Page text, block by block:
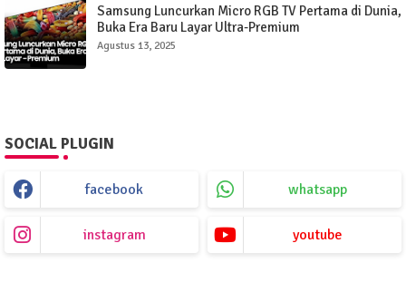
Samsung Luncurkan Micro RGB TV Pertama di Dunia,
Buka Era Baru Layar Ultra-Premium
Agustus 13, 2025
SOCIAL PLUGIN
facebook whatsapp
instagram youtube